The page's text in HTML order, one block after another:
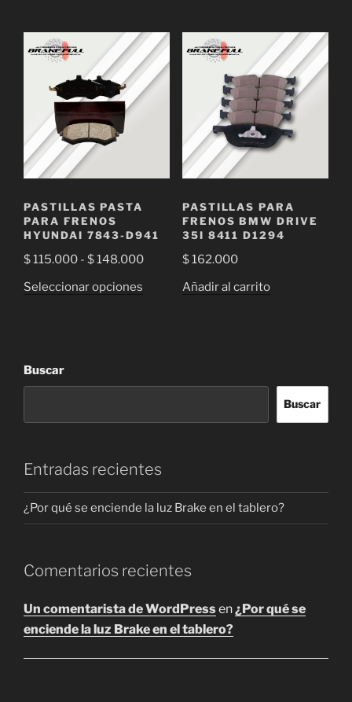
hasta
$ 112.500
múltiples
variantes.
Las
opciones
la
producto
$
hasta
$
Las
opciones
en
PASTILLAS PASTA
PARA FRENOS
HYUNDAI 7843-D941
$115.000 - $148.000Rango
Seleccionar opciones
en
la
página
PASTILLAS PARA
FRENOS BMW DRIVE
35I 8411 D1294
$162.000
Añadir al carrito
Buscar
Buscar
Entradas recientes
¿Por qué se enciende la luz Brake en el tablero?
Comentarios recientes
Un comentarista de WordPressen¿Por qué se
enciende la luz Brake en el tablero?